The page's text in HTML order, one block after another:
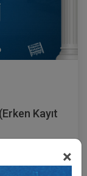
×
Kayıt
Ekle